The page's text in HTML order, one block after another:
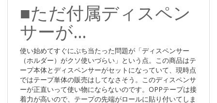
■ただ付属ディスペン
サーが…
使い始めてすぐにぶち当たった問題が「ディスペンサー
（ホルダー）がクソ使いづらい」という点。この商品はテ
ープ本体とディスペンサーがセットになっていて、現時点
ではテープ単体の販売はしてなさそう。このディスペンサ
ーが正直いって使い物にならないのです。OPPテープは接
着力が高いので、テープの先端がロールに貼り付いてしま